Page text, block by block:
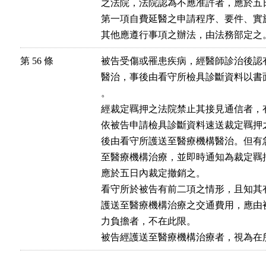
之法院，法院認為不應准許者，應於五
第一項自費延醫之申請程序、要件、
其他應遵行事項之辦法，由法務部定之
第 56 條
被告受傷或罹患疾病，經醫師診治後
醫治，事後由看守所檢具診斷資料以
。
經裁定羈押之法院禁止其接見通信者
依被告申請檢具診斷資料速送裁定羈
後由看守所護送至醫療機構醫治。但
至醫療機構治療，並即時通知為裁定
應於五日內裁定撤銷之。
看守所於被告有前二項之情形，且知
護送至醫療機構治療之交通費用，應
力負擔者，不在此限。
被告經護送至醫療機構治療者，視為在